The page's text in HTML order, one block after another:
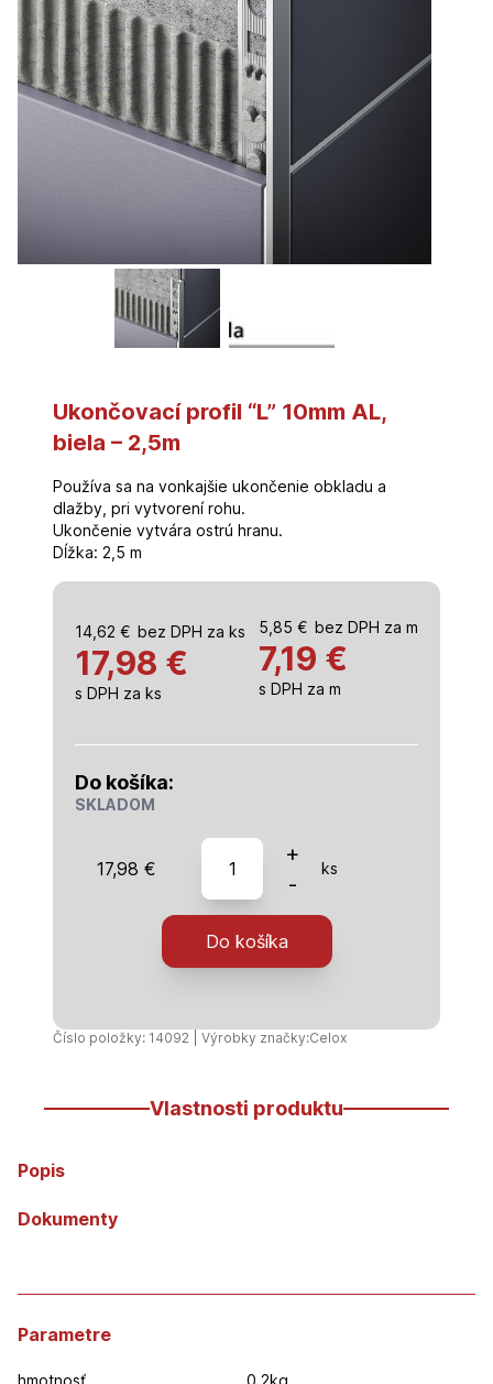
Ukončovací profil “L” 10mm AL,
biela – 2,5m
Používa sa na vonkajšie ukončenie obkladu a
dlažby, pri vytvorení rohu.
Ukončenie vytvára ostrú hranu.
Dĺžka: 2,5 m
14,62 € bez DPH za ks
17,98 €
s DPH za ks
5,85 € bez DPH za m
7,19 €
s DPH za m
Do košíka:
SKLADOM
17,98 €
množstvo
Ukončovací
profil
10mm
-
+
-
ks
Do košíka
Číslo položky: 14092 | Výrobky značky:Celox
Vlastnosti produktu
Popis
Dokumenty
Parametre
hmotnosť 0.2kg